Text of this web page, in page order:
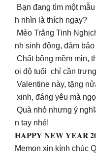
Bạn đang tìm một
h nhìn là thích ngay?
Mèo Trắng Tinh
nh sinh động, đảm bảo
Chất bông mềm mịn,
ọi độ tuổi chỉ cần
Valentine này, tặng
xinh, đáng yêu mà
Quà nhỏ nhưng ý
n tay nhé!
𝐇𝐀𝐏𝐏𝐘 𝐍𝐄𝐖 𝐘𝐄𝐀𝐑
Memon xin kính chúc